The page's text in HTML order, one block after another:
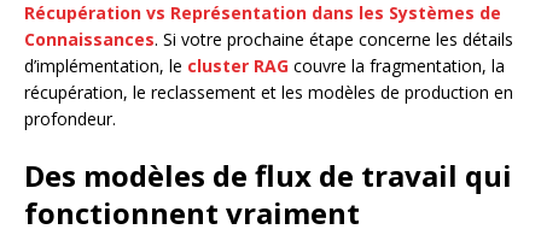
Récupération vs Représentation dans les Systèmes de
Connaissances. Si votre prochaine étape concerne les détails
d’implémentation, le cluster RAG couvre la fragmentation, la
récupération, le reclassement et les modèles de production en
profondeur.
Des modèles de flux de travail qui
fonctionnent vraiment